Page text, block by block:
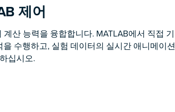
제어
산 능력을 융합합니다. MATLAB에서 직접 기
수행하고, 실험 데이터의 실시간 애니메이션
십시오.